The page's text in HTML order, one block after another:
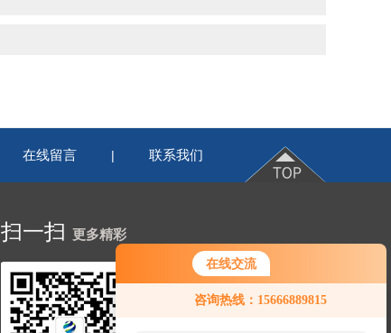
在线交流
咨询热线：15666889815
在线留言 | 联系我们
扫一扫 更多精彩